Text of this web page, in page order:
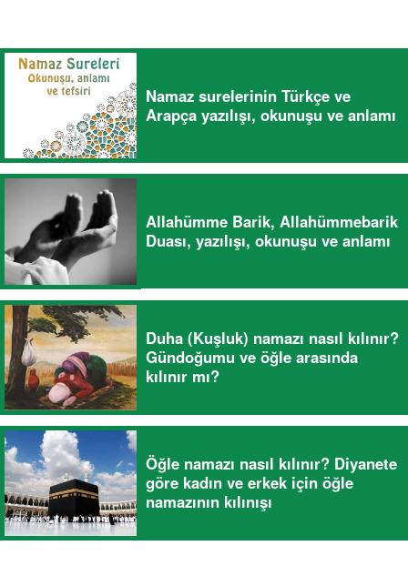
Namaz surelerinin Türkçe ve
Arapça yazılışı, okunuşu ve anlamı
Allahümme Barik, Allahümmebarik
Duası, yazılışı, okunuşu ve anlamı
Duha (Kuşluk) namazı nasıl kılınır?
Gündoğumu ve öğle arasında
kılınır mı?
Öğle namazı nasıl kılınır? Diyanete
göre kadın ve erkek için öğle
namazının kılınışı